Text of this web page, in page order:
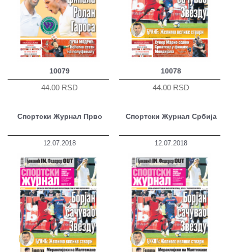
10079
44.00 RSD
10078
44.00 RSD
Спортски Журнал Прво
12.07.2018
Спортски Журнал Србија
12.07.2018